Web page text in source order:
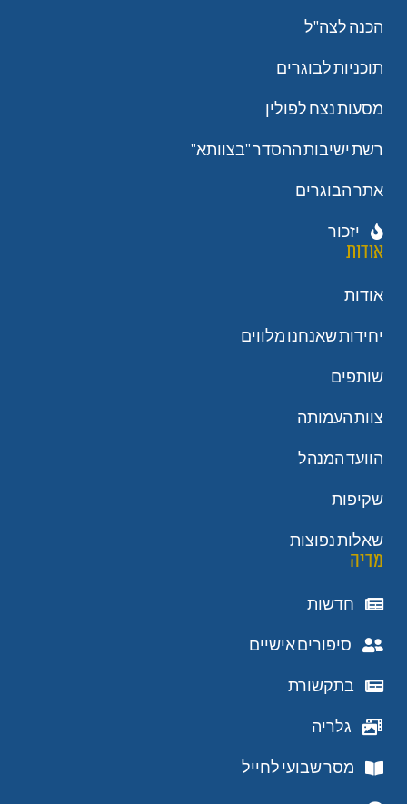
הכנה לצה"ל
תוכניות לבוגרים
מסעות נצח לפולין
רשת ישיבות ההסדר "בצוותא"
אתר הבוגרים
יזכור
אודות
אודות
יחידות שאנחנו מלווים
שותפים
צוות העמותה
הוועד המנהל
שקיפות
שאלות נפוצות
מדיה
חדשות
סיפורים אישיים
בתקשורת
גלריה
מסר שבועי לחייל